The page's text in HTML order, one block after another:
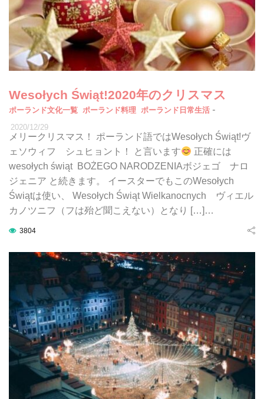
Wesołych Świąt!2020年のクリスマス
ポーランド文化一覧 ポーランド料理 ポーランド日常生活 -
2020/12/29
メリークリスマス！ ポーランド語ではWesołych Świąt!ヴ
ェソウィフ シュヒョント！ と言います
正確には
wesołych świąt BOŻEGO NARODZENIAボジェゴ ナロ
ジェニア と続きます。 イースターでもこのWesołych
Świątは使い、 Wesołych Świąt Wielkanocnych ヴィエル
カノツニフ（フは殆ど聞こえない）となり […]…
3804